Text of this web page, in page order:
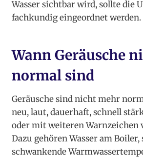
Wasser sichtbar wird, sollte die
fachkundig eingeordnet werden.
Wann Geräusche
normal sind
Geräusche sind nicht mehr
neu, laut, dauerhaft, schnell
oder mit weiteren Warnzeichen
Dazu gehören Wasser am
schwankende